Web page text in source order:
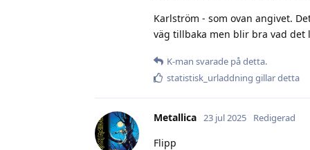
Karlström - som ovan angivet.
väg tillbaka men blir bra vad det
K-man svarade på detta.
statistisk_urladdning gillar detta
Metallica 23 jul 2025 Redigerad
Flipp